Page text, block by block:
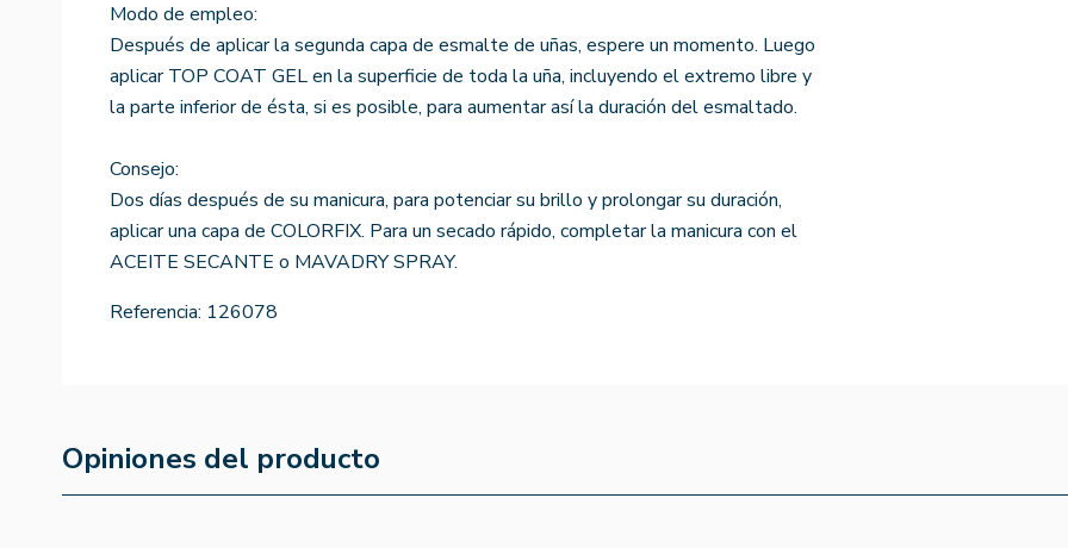
Modo de empleo:
Después de aplicar la segunda capa de esmalte de uñas, espere un momento. Luego
aplicar TOP COAT GEL en la superficie de toda la uña, incluyendo el extremo libre y
la parte inferior de ésta, si es posible, para aumentar así la duración del esmaltado.
Consejo:
Dos días después de su manicura, para potenciar su brillo y prolongar su duración,
aplicar una capa de COLORFIX. Para un secado rápido, completar la manicura con el
ACEITE SECANTE o MAVADRY SPRAY.
Referencia: 126078
Opiniones del producto